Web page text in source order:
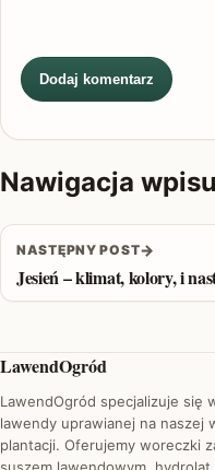
Nawigacja wpisu
NASTĘPNY POST→
Jesień – klimat, kolory, i
LawendOgród
LawendOgród specjalizuje się
lawendy uprawianej na naszej
plantacji. Oferujemy woreczki